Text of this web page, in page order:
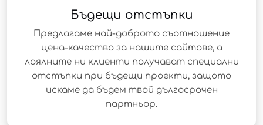
Бъдещи отстъпки
Предлагаме най-доброто съотношение
цена-качество за нашите сайтове, а
лоялните ни клиенти получават специални
отстъпки при бъдещи проекти, защото
искаме да бъдем твой дългосрочен
партньор.